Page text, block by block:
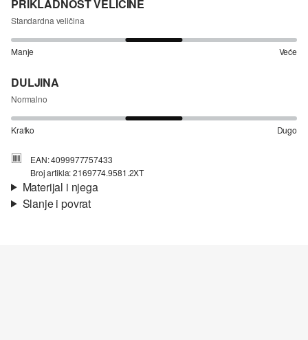
PRIKLADNOST VELIČINE
Standardna veličina
Manje Veće
DULJINA
Normalno
Kratko Dugo
EAN: 4099977757433
Broj artikla: 2169774.9581.2XT
Materijal i njega
Slanje i povrat